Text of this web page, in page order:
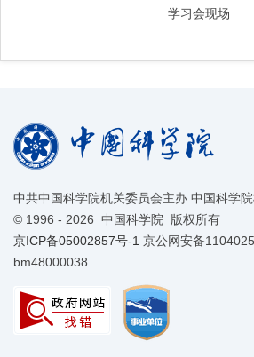
学习会现场
中共中国科学院机关委员会主办 中国科学
© 1996 - 2026 中国科学院 版权所有
京ICP备05002857号-1 京公网安备
bm48000038